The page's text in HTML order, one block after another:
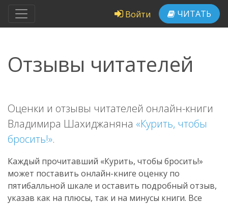
Войти ЧИТАТЬ
Отзывы читателей
Оценки и отзывы читателей онлайн-книги
Владимира Шахиджаняна «Курить, чтобы
бросить!».
Каждый прочитавший «Курить, чтобы бросить!»
может поставить онлайн-книге оценку по
пятибалльной шкале и оставить подробный отзыв,
указав как на плюсы, так и на минусы книги. Все